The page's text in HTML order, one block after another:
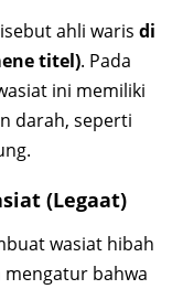
ahli waris di
titel). Pada
ini memiliki
darah, seperti
(Legaat)
wasiat hibah
mengatur bahwa